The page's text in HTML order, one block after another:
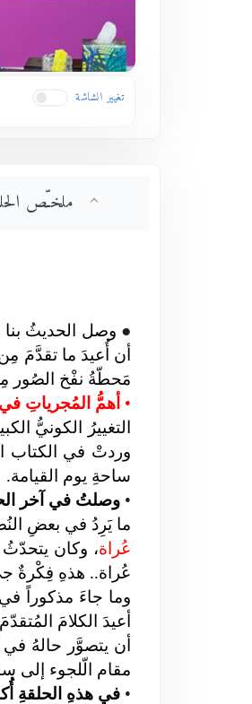
تغيير الشاشة
ملخـّص
● وصل الحديثُ بنا
أن أُعيدَ ما تقدَّمَ
مَحطّةُ نفْخ الصُور
• أهمُّ المُجرياتِ
التغييرُ الكونيُّ
وردتْ في الكتاب
ساحةِ يوم القيامة.
• وصلتُ في آخر
ما يَرِدُ في بعضِ
عُراة، وكان
عُراة.. هذهِ فِكْرةٌ
وما جاءَ مذكوراً
أعيدَ الكلامَ
أن يتصوَّر حالهُ في
مقام الّلجوء إلى
• في هذهِ الحلقةِ